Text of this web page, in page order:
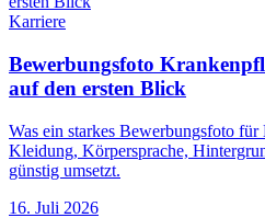
Karriere
Bewerbungsfoto
auf den ersten Blick
Was ein starkes Bewerbungsfoto
Kleidung, Körpersprache,
günstig umsetzt.
16. Juli 2026